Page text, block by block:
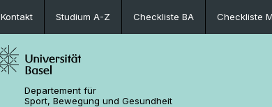
Kontakt Studium A-Z Checkliste BA Checkliste
Departement für
Sport, Bewegung und Gesundheit